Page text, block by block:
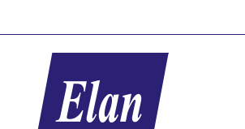
naar
inhoud